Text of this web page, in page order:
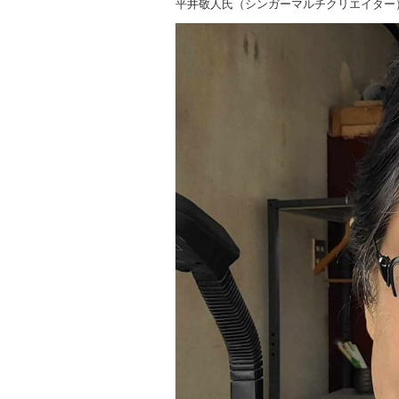
平井敬人氏（シンガーマルチクリエイタ